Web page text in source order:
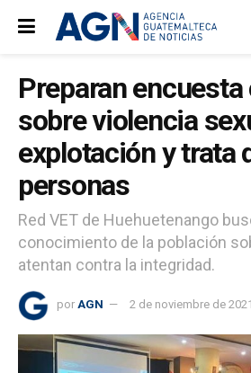
Preparan
sobre violencia
explotación y trata
personas
Red VET de Huehuetenango
conocimiento de la población
atentan contra la integridad.
por AGN 2 de noviembre de 2021